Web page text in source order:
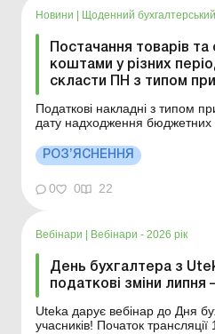
Новини | Щоденний
Постачання товарів
коштами у різних
скласти ПН з типом
Податкові накладні з типом
дату надходження бюджетних
податкової накладної, – не
місяця, в якому здійснено
РОЗ’ЯСНЕННЯ
0 0 22
Вебінари Вебінари - 2026 рік
День бухгалтера з
податкові зміни липня
Uteka дарує вебінар до Дня
учасників! Початок